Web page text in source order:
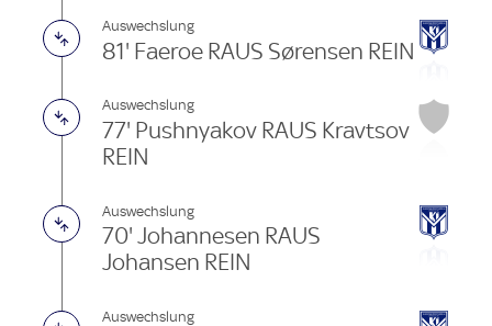
Auswechslung
81' Faeroe RAUS Sørensen REIN
Auswechslung
77' Pushnyakov RAUS Kravtsov
REIN
Auswechslung
70' Johannesen RAUS
Johansen REIN
Auswechslung